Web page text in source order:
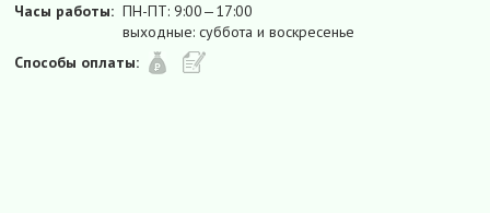
Часы работы: ПН-ПТ: 9:00—17:00
выходные: суббота и воскресенье
Способы оплаты: